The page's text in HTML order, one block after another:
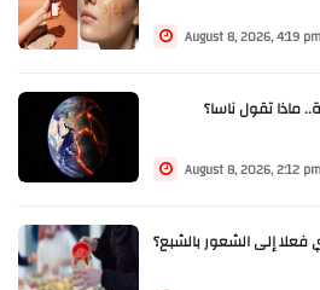
August 8, 2026, 4:19 pm
ماذا تقول ناسا؟
August 8, 2026, 2:12 pm
فعلا إلى الشعور بالشبع؟